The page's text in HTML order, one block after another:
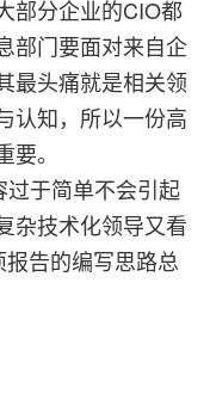
部分企业的CIO都
部门要面对来自企
最头痛就是相关领
认知，所以一份高
。
于简单不会引起
杂技术化领导又看
告的编写思路总